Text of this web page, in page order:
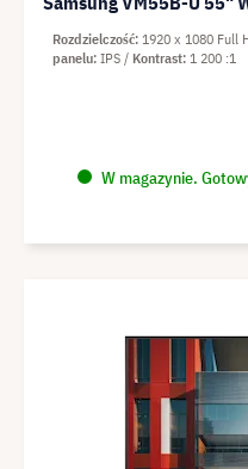
W magazynie.
Rozdzielczość 1920 x 1080 Full
panelu IPS Kontrast 1 200 :1